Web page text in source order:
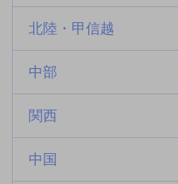
北陸・甲信越
中部
関西
中国